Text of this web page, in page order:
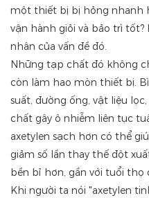
một thiết bị bị hỏng nhanh
vận hành giỏi và bảo trì
nhân của vấn đề đó.
Những tạp chất đó không
còn làm hao mòn thiết bị.
suất, đường ống, vật liệu
chất gây ô nhiễm liên tục
axetylen sạch hơn có thể
giảm số lần thay thế đột
bền bỉ hơn, gần với tuổi thọ
Khi người ta nói "axetylen